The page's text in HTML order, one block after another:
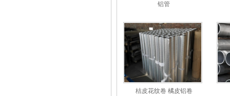
铝管
桔皮花纹卷 橘皮铝卷